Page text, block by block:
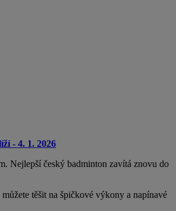
- 4. 1. 2026
Nejlepší český badminton zavítá znovu do
těšit na špičkové výkony a napínavé